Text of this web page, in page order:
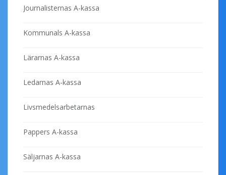
Journalisternas A-kassa
Kommunals A-kassa
Lärarnas A-kassa
Ledarnas A-kassa
Livsmedelsarbetarnas
Pappers A-kassa
Säljarnas A-kassa